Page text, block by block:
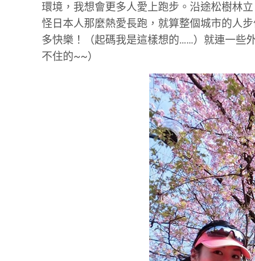
環境，我想會更多人愛上跑步。沿途松樹林
怪日本人那麼熱愛長跑，就算整個城市的人
多快樂！（起碼我是這樣想的……）就連一些
不住的~~）